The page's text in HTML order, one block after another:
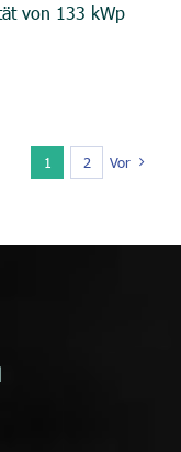
von 133 kWp
1 2 Vor